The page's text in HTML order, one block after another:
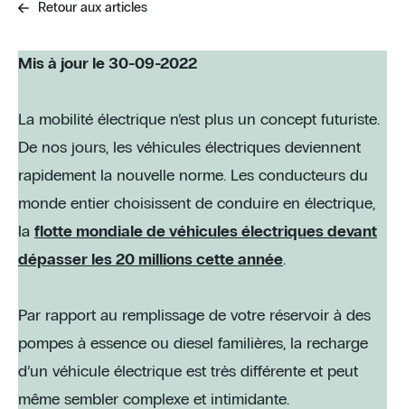
Retour aux articles
Mis à jour le 30-09-2022
La mobilité électrique n’est plus un concept futuriste.
De nos jours, les véhicules électriques deviennent
rapidement la nouvelle norme. Les conducteurs du
monde entier choisissent de conduire en électrique,
la flotte mondiale de véhicules électriques devant
dépasser les 20 millions cette année.
Par rapport au remplissage de votre réservoir à des
pompes à essence ou diesel familières, la recharge
d’un véhicule électrique est très différente et peut
même sembler complexe et intimidante.